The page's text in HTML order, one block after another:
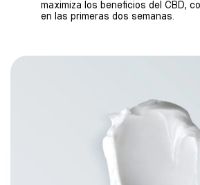
maximiza los beneficios del CBD,
en las primeras dos semanas.